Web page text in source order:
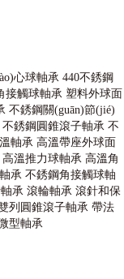
心球軸承 440不銹鋼
接觸球軸承 塑料外球面
不銹鋼關(guān)節(jié)
不銹鋼圓錐滾子軸承 不
軸承 高溫帶座外球面
高溫推力球軸承 高溫角
承 不銹鋼角接觸球軸
承 滾輪軸承 滾針和保
列圓錐滾子軸承 帶法
型軸承